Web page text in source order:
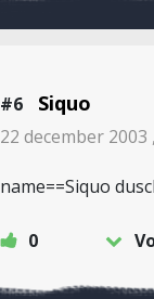
#6 Siquo
22 december 2003
name==Siquo
0